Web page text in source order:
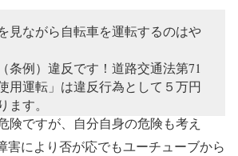
2018年10月18日
見ながら自転車を運転するのはや
条例）違反です！道路交通法第71
用運転」は違反行為として５万円
ます。
険ですが、自分自身の危険も考え
害により否が応でもユーチューブから